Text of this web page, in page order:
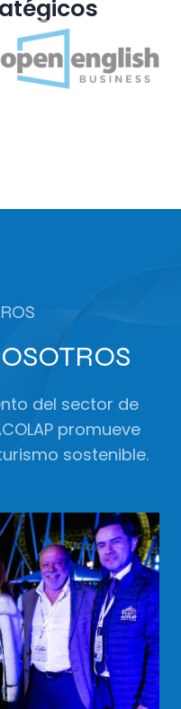
del sector de
promueve
sostenible.